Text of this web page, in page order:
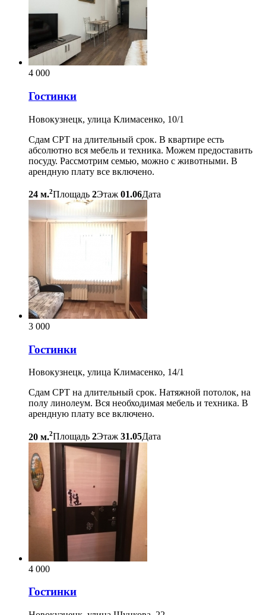
4 000
Гостинки
Новокузнецк, улица Климасенко, 10/1
Сдам СРТ на длительный срок. В квартире есть
абсолютно вся мебель и техника. Можем предоставить
посуду. Рассмотрим семью, можно с животными. В
арендную плату все включено.
24 м.2Площадь 2Этаж 01.06Дата
3 000
Гостинки
Новокузнецк, улица Климасенко, 14/1
Сдам СРТ на длительный срок. Натяжной потолок, на
полу линолеум. Вся необходимая мебель и техника. В
арендную плату все включено.
20 м.2Площадь 2Этаж 31.05Дата
4 000
Гостинки